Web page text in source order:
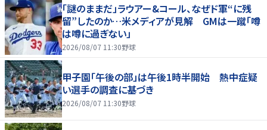
「謎のままだ」ラウアー&コール、なぜド軍“に残
留”したのか…米メディアが見解 GMは一蹴「噂
は噂に過ぎない」
2026/08/07 11:30野球
甲子園「午後の部」は午後1時半開始 熱中症疑
い選手の調査に基づき
2026/08/07 11:30野球